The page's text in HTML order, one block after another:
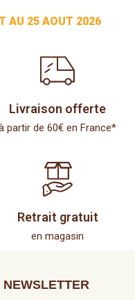
AU 25 AOUT 2026
Livraison offerte
partir de 60€ en France*
Retrait gratuit
en magasin